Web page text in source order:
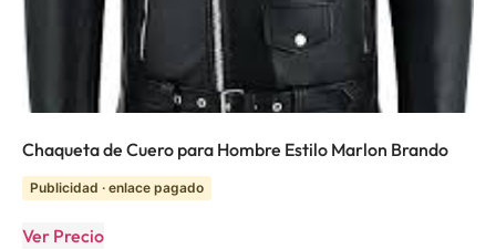
Chaqueta de Cuero para Hombre Estilo Marlon Brando
Publicidad · enlace pagado
Ver Precio